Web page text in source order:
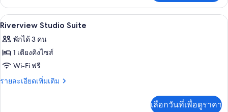
เกี่ยว
กับ
สตู
โอ
เปิด
ภาพถ่าย
ทั้งหมด
ของ
Riverview
เครื่องนอนระดับพรีเมียม, มินิบาร์, ตู้นิ
8
Riverview Studio Suite
พักได้ 3 คน
1 เตียงคิงไซส์
Wi-Fi ฟรี
รายละเอียดเพิ่มเติม
ราย
เลือกวันที่เพื่อดูราคา